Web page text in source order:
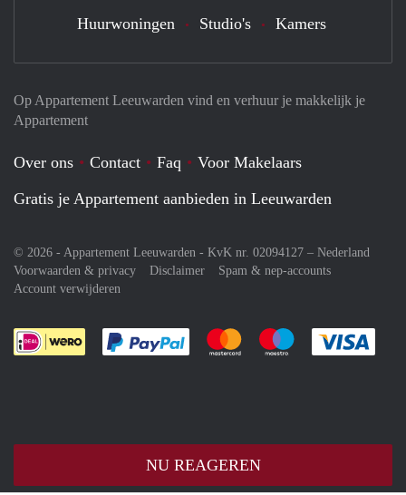
NU REAGEREN
Op Appartement Leeuwarden vind en verhuur je makkelijk je
Appartement
Over ons Contact Faq
Voor Makelaars
Gratis je Appartement aanbieden in Leeuwarden
© 2026 - Appartement Leeuwarden - KvK nr. 02094127 – Nederland
Voorwaarden & privacy
Disclaimer
Spam & nep-accounts
Account verwijderen
Je rekent gemakkelijk af met Paypal
Je rekent gemakkelijk af met
Je rekent
Huurwoningen Studio's Kamers